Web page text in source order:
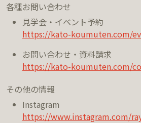
各種お問い合わせ
見学会・イベント予約
https://kato-koumuten.com/
お問い合わせ・資料請求
https://kato-koumuten.com/
その他の情報
Instagram
https://www.instagram.com/